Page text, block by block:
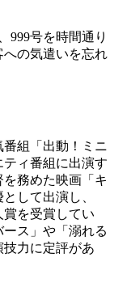
999号を時間通り
の気遣いを忘れ
組「出動！ミニ
ィ番組に出演す
務めた映画「キ
して出演し、
賞を受賞してい
ス」や「溺れる
力に定評があ